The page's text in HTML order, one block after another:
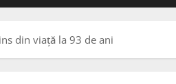
din viață la 93 de ani